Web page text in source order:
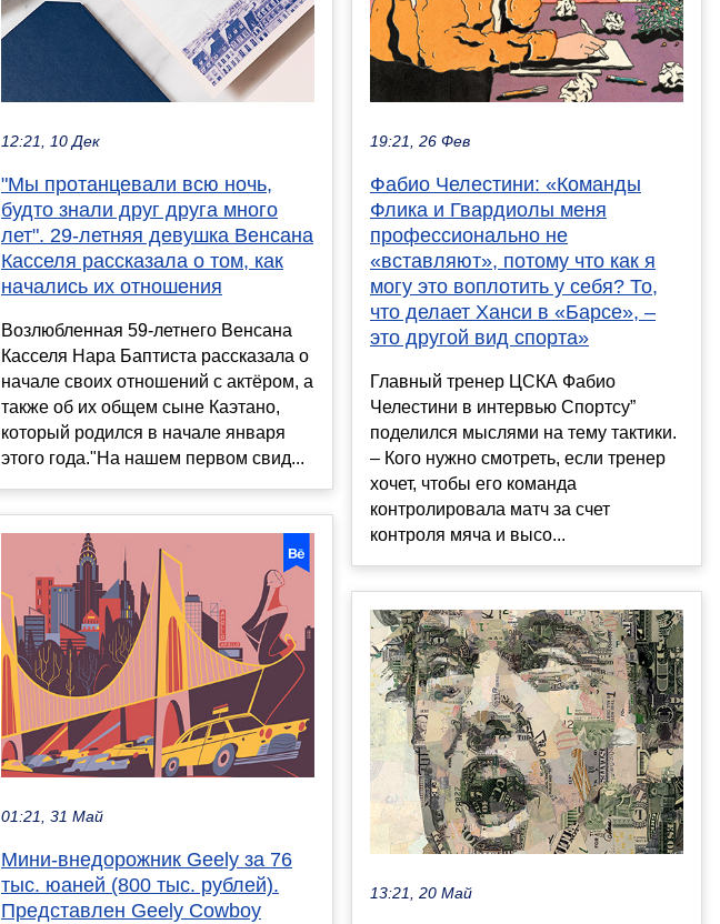
12:21, 10 Дек
"Мы протанцевали всю ночь,
будто знали друг друга много
лет". 29-летняя девушка Венсана
Касселя рассказала о том, как
начались их отношения
Возлюбленная 59-летнего Венсана
Касселя Нара Баптиста рассказала о
начале своих отношений с актёром, а
также об их общем сыне Каэтано,
который родился в начале января
этого года."На нашем первом свид...
01:21, 31 Май
Мини-внедорожник Geely за 76
тыс. юаней (800 тыс. рублей).
Представлен Geely Cowboy
19:21, 26 Фев
Фабио Челестини: «Команды
Флика и Гвардиолы меня
профессионально не
«вставляют», потому что как я
могу это воплотить у себя? То,
что делает Ханси в «Барсе», –
это другой вид спорта»
Главный тренер ЦСКА Фабио
Челестини в интервью Спортсу”
поделился мыслями на тему тактики.
– Кого нужно смотреть, если тренер
хочет, чтобы его команда
контролировала матч за счет
контроля мяча и высо...
13:21, 20 Май